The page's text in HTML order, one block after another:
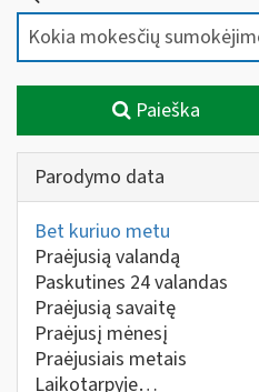
Paieška
Parodymo data
Bet kuriuo metu
Praėjusią valandą
Paskutines 24 valandas
Praėjusią savaitę
Praėjusį mėnesį
Praėjusiais metais
Laikotarpyje…